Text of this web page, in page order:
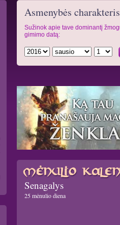
Asmenybės
Sužinok apie tave dominantį
gimimo datą:
Senagalys
25 mėnulio diena